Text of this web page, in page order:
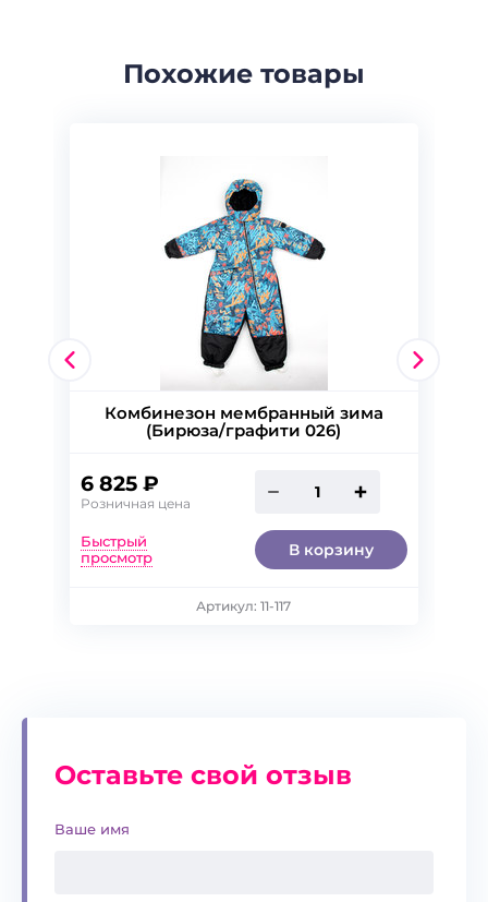
Похожие товары
Комбинезон мембранный зима
(Бирюза/графити 026)
6 825 ₽
Розничная цена
Быстрый
просмотр
В корзину
Артикул: 11-117
Оставьте свой отзыв
Ваше имя